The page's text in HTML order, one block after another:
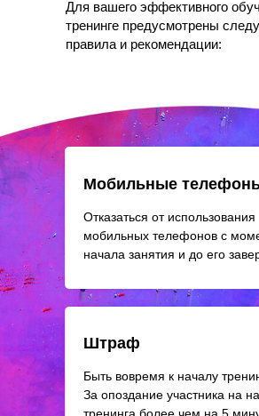
Мобильные
Отказаться от использования
мобильных телефонов с
начала занятия и до его
Быть вовремя к началу
За опоздание участника на
Штраф
Для вашего эффективного
тренинге предусмотрены
правила и рекомендации: